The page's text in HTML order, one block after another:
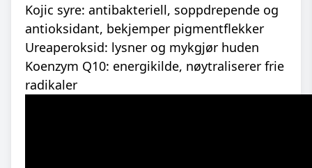
Kojic syre: antibakteriell, soppdrepende og
antioksidant, bekjemper pigmentflekker
Ureaperoksid: lysner og mykgjør huden
Koenzym Q10: energikilde, nøytraliserer frie
radikaler